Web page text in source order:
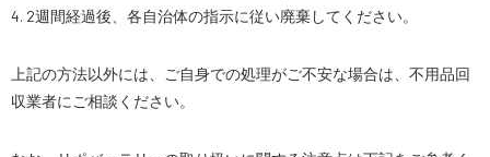
4. 2週間経過後、各自治体の指示に従い廃棄してください。
上記の方法以外には、ご自身での処理がご不安な場合は、不用品回
収業者にご相談ください。